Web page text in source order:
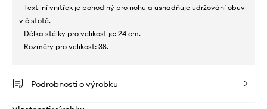
- Textilní vnitřek je pohodlný pro nohu a usnadňuje udržování obuvi
v čistotě.
- Délka stélky pro velikost je: 24 cm.
- Rozměry pro velikost: 38.
Podrobnosti o výrobku